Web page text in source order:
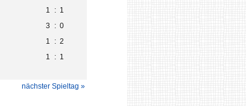
1 : 1
3 : 0
1 : 2
1 : 1
nächster Spieltag »